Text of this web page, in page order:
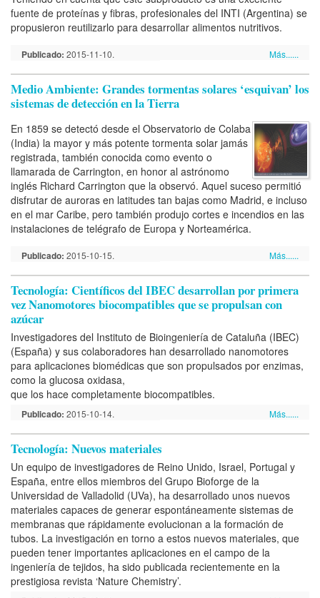
fuente de proteínas y fibras, profesionales del INTI (Argentina) se
propusieron reutilizarlo para desarrollar alimentos nutritivos.
Publicado: 2015-11-10. Más......
Medio Ambiente: Grandes tormentas solares ‘esquivan’ los
sistemas de detección en la Tierra
En 1859 se detectó desde el Observatorio de Colaba
(India) la mayor y más potente tormenta solar jamás
registrada, también conocida como evento o
llamarada de Carrington, en honor al astrónomo
inglés Richard Carrington que la observó. Aquel suceso permitió
disfrutar de auroras en latitudes tan bajas como Madrid, e incluso
en el mar Caribe, pero también produjo cortes e incendios en las
instalaciones de telégrafo de Europa y Norteamérica.
Publicado: 2015-10-15. Más......
Tecnología: Científicos del IBEC desarrollan por primera
vez Nanomotores biocompatibles que se propulsan con
azúcar
Investigadores del Instituto de Bioingeniería de Cataluña (IBEC)
(España) y sus colaboradores han desarrollado nanomotores
para aplicaciones biomédicas que son propulsados por enzimas,
como la glucosa oxidasa,
que los hace completamente biocompatibles.
Publicado: 2015-10-14. Más......
Tecnología: Nuevos materiales
Un equipo de investigadores de Reino Unido, Israel, Portugal y
España, entre ellos miembros del Grupo Bioforge de la
Universidad de Valladolid (UVa), ha desarrollado unos nuevos
materiales capaces de generar espontáneamente sistemas de
membranas que rápidamente evolucionan a la formación de
tubos. La investigación en torno a estos nuevos materiales, que
pueden tener importantes aplicaciones en el campo de la
ingeniería de tejidos, ha sido publicada recientemente en la
prestigiosa revista ‘Nature Chemistry’.